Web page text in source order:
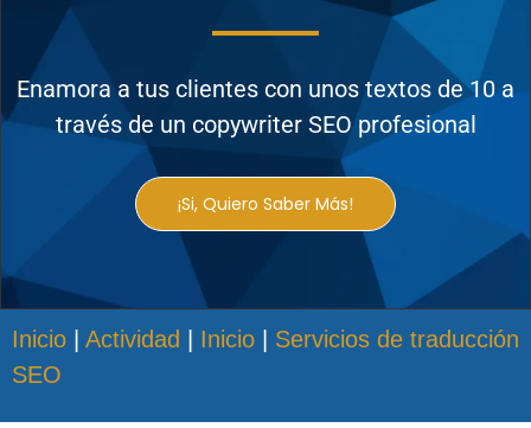
Enamora a tus clientes con unos textos de 10 a
través de un copywriter SEO profesional
¡Si, Quiero Saber Más!
Inicio Actividad Inicio
Servicios de traducción
SEO